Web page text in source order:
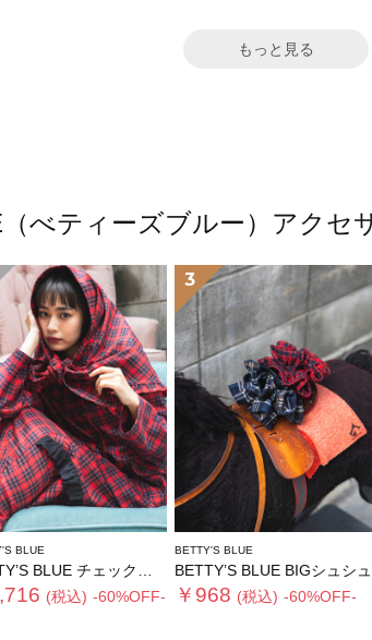
もっと見る
べティーズブルー）アクセ
BLUE
BLUE チェックストール
(税込) -60%OFF-
3
BETTY'S BLUE
BETTY’S BLUE BIGシュシュ
￥968 (税込) -60%OFF-